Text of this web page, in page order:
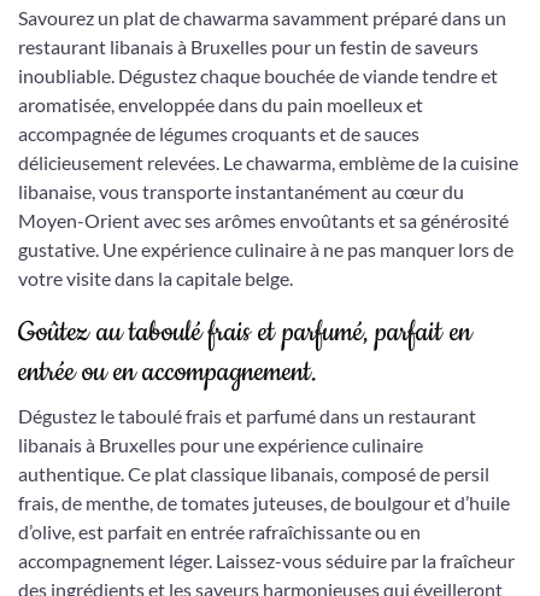
Savourez un plat de chawarma savamment préparé dans un
restaurant libanais à Bruxelles pour un festin de saveurs
inoubliable. Dégustez chaque bouchée de viande tendre et
aromatisée, enveloppée dans du pain moelleux et
accompagnée de légumes croquants et de sauces
délicieusement relevées. Le chawarma, emblème de la cuisine
libanaise, vous transporte instantanément au cœur du
Moyen-Orient avec ses arômes envoûtants et sa générosité
gustative. Une expérience culinaire à ne pas manquer lors de
votre visite dans la capitale belge.
Goûtez au taboulé frais et parfumé, parfait en
entrée ou en accompagnement.
Dégustez le taboulé frais et parfumé dans un restaurant
libanais à Bruxelles pour une expérience culinaire
authentique. Ce plat classique libanais, composé de persil
frais, de menthe, de tomates juteuses, de boulgour et d’huile
d’olive, est parfait en entrée rafraîchissante ou en
accompagnement léger. Laissez-vous séduire par la fraîcheur
des ingrédients et les saveurs harmonieuses qui éveilleront